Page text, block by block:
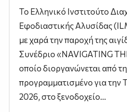
Το Ελληνικό Ινστιτούτο
Εφοδιαστικής Αλυσίδας
με χαρά την παροχή της
Συνέδριο «NAVIGATING
οποίο διοργανώνεται από
προγραμματισμένο για την
2026, στο ξενοδοχείο...